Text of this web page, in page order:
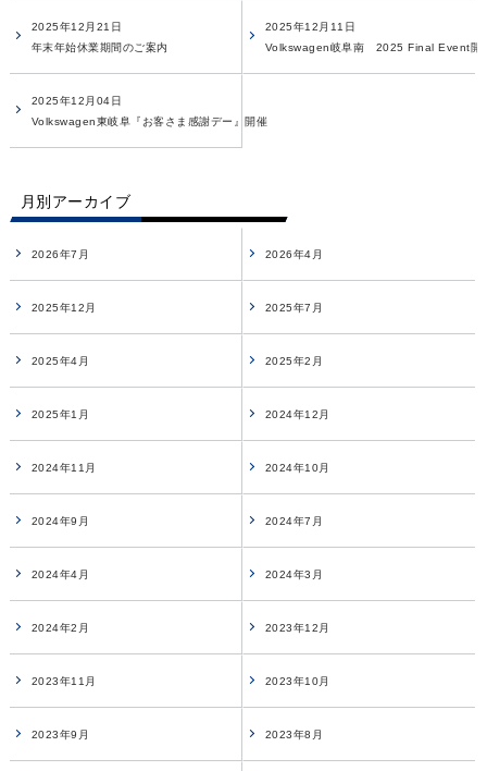
2025年12月21日
年末年始休業期間のご案内
2025年12月11日
Volkswagen岐阜南 2025 Final Event開
2025年12月04日
Volkswagen東岐阜『お客さま感謝デー』開催
月別アーカイブ
2026年7月 2026年4月
2025年12月 2025年7月
2025年4月 2025年2月
2025年1月 2024年12月
2024年11月 2024年10月
2024年9月 2024年7月
2024年4月 2024年3月
2024年2月 2023年12月
2023年11月 2023年10月
2023年9月 2023年8月